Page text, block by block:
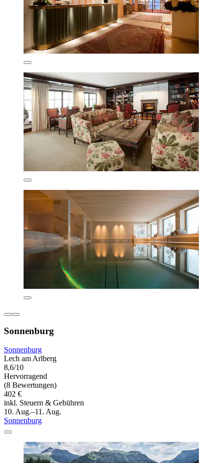
Sonnenburg
Sonnenburg
Lech am Arlberg
8,6/10
Hervorragend
(8 Bewertungen)
402 €
inkl. Steuern & Gebühren
10. Aug.–11. Aug.
Sonnenburg